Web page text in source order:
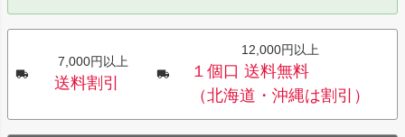
7,000円以上
送料割引
12,000円以上
１個口 送料無料
（北海道・沖縄は割引）